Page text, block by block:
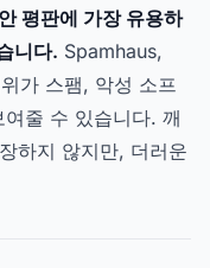
평판에 가장 유용하
니다. Spamhaus,
가 스팸, 악성 소프
줄 수 있습니다. 깨
하지 않지만, 더러운